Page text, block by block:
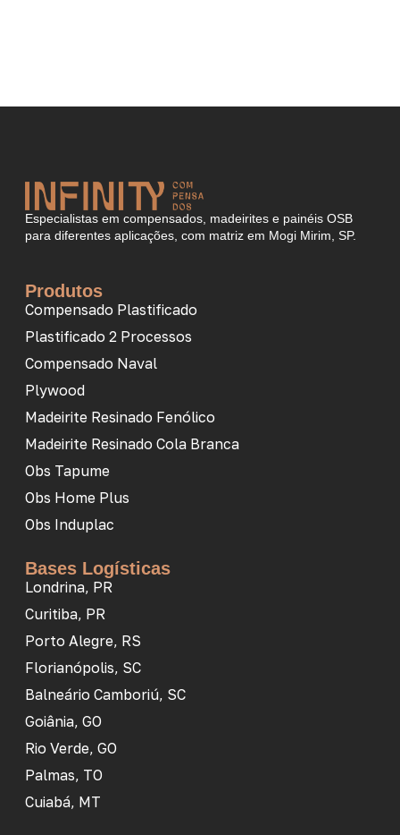
Especialistas em compensados, madeirites e painéis OSB
para diferentes aplicações, com matriz em Mogi Mirim, SP.
Produtos
Compensado Plastificado
Plastificado 2 Processos
Compensado Naval
Plywood
Madeirite Resinado Fenólico
Madeirite Resinado Cola Branca
Obs Tapume
Obs Home Plus
Obs Induplac
Bases Logísticas
Londrina, PR
Curitiba, PR
Porto Alegre, RS
Florianópolis, SC
Balneário Camboriú, SC
Goiânia, GO
Rio Verde, GO
Palmas, TO
Cuiabá, MT